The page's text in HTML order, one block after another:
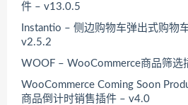
件 – v13.0.5
Instantio – 侧边购物车弹出式购物
v2.5.2
WOOF – WooCommerce商品筛选
WooCommerce Coming Soon
商品倒计时销售插件 – v4.0